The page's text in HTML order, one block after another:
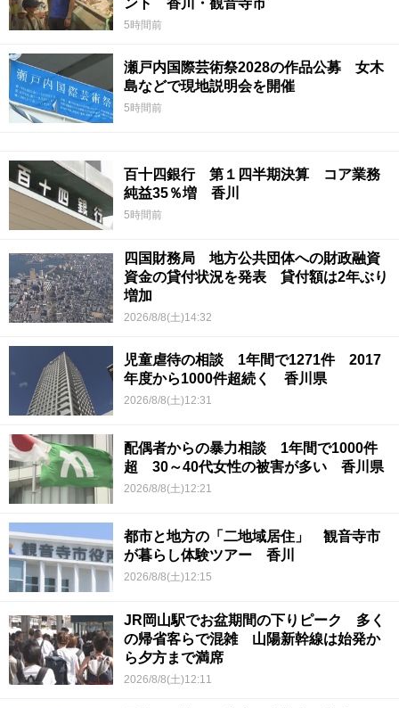
5時間前
瀬戸内国際芸術祭2028の作品公募 女木
島などで現地説明会を開催
5時間前
百十四銀行 第１四半期決算 コア業務
純益35％増 香川
5時間前
四国財務局 地方公共団体への財政融資
資金の貸付状況を発表 貸付額は2年ぶり
増加
2026/8/8(土)14:32
児童虐待の相談 1年間で1271件 2017
年度から1000件超続く 香川県
2026/8/8(土)12:31
配偶者からの暴力相談 1年間で1000件
超 30～40代女性の被害が多い 香川県
2026/8/8(土)12:21
都市と地方の「二地域居住」 観音寺市
が暮らし体験ツアー 香川
2026/8/8(土)12:15
JR岡山駅でお盆期間の下りピーク 多く
の帰省客らで混雑 山陽新幹線は始発か
ら夕方まで満席
2026/8/8(土)12:11